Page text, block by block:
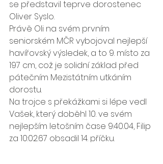
se představil teprve dorostenec
Oliver Syslo.
Právě Oli na svém prvním
seniorském MČR vybojoval nejlepší
havířovský výsledek, a to 9. místo za
197 cm, což je solidní základ před
pátečním Mezistátním utkáním
dorostu.
Na trojce s překážkami si lépe vedl
Vašek, který doběhl 10. ve svém
nejlepším letošním čase 9:40.04, Filip
za 10:02.67 obsadil 14. příčku.